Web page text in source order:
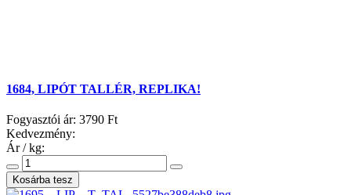
1684, LIPÓT TALLÉR, REPLIKA!
Fogyasztói ár: 3790 Ft
Kedvezmény:
Ár / kg: